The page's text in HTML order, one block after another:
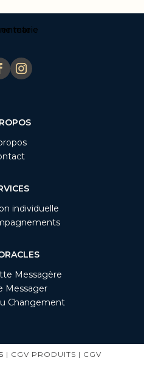
individuelle
Messagère
Messager
Changement
| CGV PRODUITS | CGV